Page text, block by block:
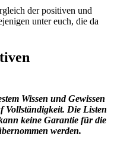
der positiven und
unter euch, die da
Wissen und Gewissen
Vollständigkeit. Die Listen
keine Garantie für die
werden.